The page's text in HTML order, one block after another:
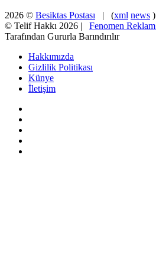
2026 © Besiktas Postası | (xml news )
© Telif Hakkı 2026 | Fenomen Reklam
Tarafından Gururla Barındırılır
Hakkımızda
Gizlilik Politikası
Künye
İletişim